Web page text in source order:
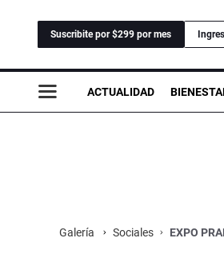
Suscribite por $299 por mes
ACTUALIDAD
Galería Sociales EXPO